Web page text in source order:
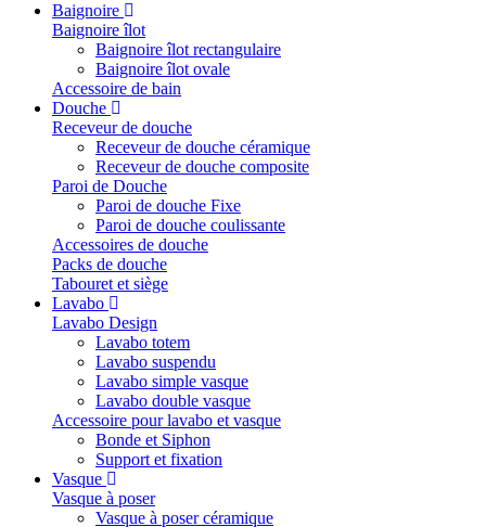
Baignoire
Baignoire îlot
Baignoire îlot rectangulaire
Baignoire îlot ovale
Accessoire de bain
Douche
Receveur de douche
Receveur de douche céramique
Receveur de douche composite
Paroi de Douche
Paroi de douche Fixe
Paroi de douche coulissante
Accessoires de douche
Packs de douche
Tabouret et siège
Lavabo
Lavabo Design
Lavabo totem
Lavabo suspendu
Lavabo simple vasque
Lavabo double vasque
Accessoire pour lavabo et vasque
Bonde et Siphon
Support et fixation
Vasque
Vasque à poser
Vasque à poser céramique